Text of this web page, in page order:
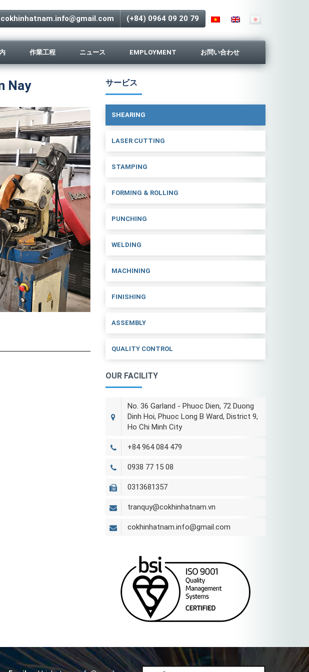
cokhinhatnam.info@gmail.com (+84) 0964 09 20 79
作業工程 ニュース EMPLOYMENT お問い合わせ
Nay サービス
SHEARING
LASER CUTTING
STAMPING
FORMING & ROLLING
PUNCHING
WELDING
MACHINING
FINISHING
ASSEMBLY
QUALITY CONTROL
OUR FACILITY
No. 36 Garland - Phuoc Dien, 72 Duong
Dinh Hoi, Phuoc Long B Ward, District 9,
Ho Chi Minh City
+84 964 084 479
0938 77 15 08
0313681357
tranquy@cokhinhatnam.vn
cokhinhatnam.info@gmail.com